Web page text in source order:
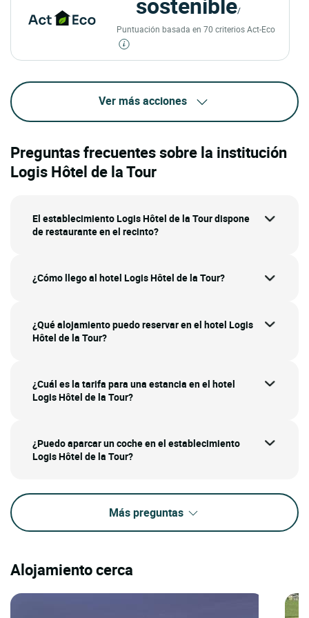
/
Puntuación basada en 70 criterios Act-Eco
Ver más acciones
Preguntas frecuentes sobre la institución
Logis Hôtel de la Tour
El establecimiento Logis Hôtel de la Tour dispone
de restaurante en el recinto?
¿Cómo llego al hotel Logis Hôtel de la Tour?
¿Qué alojamiento puedo reservar en el hotel Logis
Hôtel de la Tour?
¿Cuál es la tarifa para una estancia en el hotel
Logis Hôtel de la Tour?
¿Puedo aparcar un coche en el establecimiento
Logis Hôtel de la Tour?
Más preguntas
Alojamiento cerca